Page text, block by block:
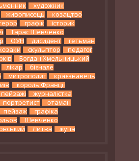
художник
живописець
козацтво
графік
історик
Тарас Шевченко
ОУН дисидент
гетьман
скульптор
педагог
Богдан Хмельницький
лікар
бієнале
митрополит
краєзнавець
король Франції
пейзажі
журналістка
портретист
отаман
пейзаж
графіка
Шевченко
Литва жупа